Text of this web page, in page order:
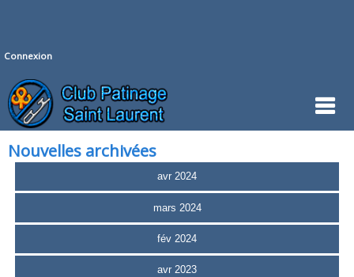
Connexion
Nouvelles archivées
avr 2024
mars 2024
fév 2024
avr 2023